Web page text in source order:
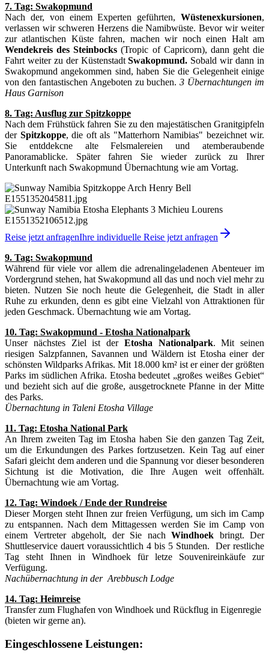
7. Tag: Swakopmund
Nach der, von einem Experten geführten, Wüstenexkursionen,
verlassen wir schweren Herzens die Namibwüste. Bevor wir weiter
zur atlantischen Küste fahren, machen wir noch einen Halt am
Wendekreis des Steinbocks(Tropic of Capricorn), dann geht die
Fahrt weiter zu der KüstenstadtSwakopmund. Sobald wir dann in
Swakopmund angekommen sind, haben Sie die Gelegenheit einige
von den fantastischen Angeboten zu buchen.3 Übernachtungen im
Haus Garnison
8. Tag: Ausflug zur Spitzkoppe
Nach dem Frühstück fahren Sie zu den majestätischen Granitgipfeln
der Spitzkoppe, die oft als "Matterhorn Namibias" bezeichnet wir.
Sie entddekcne alte Felsmalereien und atemberaubende
Panoramablicke. Später fahren Sie wieder zurück zu Ihrer
Unterkunft nach Swakopmund Übernachtung wie am Vortag.
Reise jetzt anfragenIhre individuelle Reise jetzt anfragen
9. Tag: Swakopmund
Während für viele vor allem die adrenalingeladenen Abenteuer im
Vordergrund stehen, hat Swakopmund all das und noch viel mehr zu
bieten. Nutzen Sie noch heute die Gelegenheit, die Stadt in aller
Ruhe zu erkunden, denn es gibt eine Vielzahl von Attraktionen für
jeden Geschmack. Übernachtung wie am Vortag.
10. Tag: Swakopmund - Etosha Nationalpark
Unser nächstes Ziel ist der Etosha Nationalpark. Mit seinen
riesigen Salzpfannen, Savannen und Wäldern ist Etosha einer der
schönsten Wildparks Afrikas. Mit 18.000 km² ist er einer der größten
Parks im südlichen Afrika. Etosha bedeutet „großes weißes Gebiet“
und bezieht sich auf die große, ausgetrocknete Pfanne in der Mitte
des Parks.
Übernachtung in Taleni Etosha Village
11. Tag: Etosha National Park
An Ihrem zweiten Tag im Etosha haben Sie den ganzen Tag Zeit,
um die Erkundungen des Parkes fortzusetzen. Kein Tag auf einer
Safari gleicht dem anderen und die Spannung vor dieser besonderen
Sichtung ist die Motivation, die Ihre Augen weit offenhält.
Übernachtung wie am Vortag.
12. Tag: Windoek / Ende der Rundreise
Dieser Morgen steht Ihnen zur freien Verfügung, um sich im Camp
zu entspannen. Nach dem Mittagessen werden Sie im Camp von
einem Vertreter abgeholt, der Sie nach Windhoek bringt. Der
Shuttleservice dauert voraussichtlich 4 bis 5 Stunden. Der restliche
Tag steht Ihnen in Windhoek für letze Souvenireinkäufe zur
Verfügung.
Nachübernachtung in der Arebbusch Lodge
14. Tag: Heimreise
Transfer zum Flughafen von Windhoek und Rückflug in Eigenregie
(bieten wir gerne an).
Eingeschlossene Leistungen: